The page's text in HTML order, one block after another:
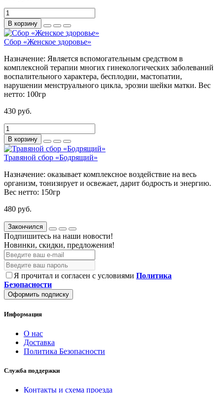
В корзину
Сбор «Женское здоровье»
Назначение: Является вспомогательным средством в
комплексной терапии многих гинекологических заболеваний
воспалительного характера, бесплодии, мастопатии,
нарушении менструального цикла, эрозии шейки матки. Вес
нетто: 100гр
430 руб.
В корзину
Травяной сбор «Бодрящий»
Назначение: оказывает комплексное воздействие на весь
организм, тонизирует и освежает, дарит бодрость и энергию.
Вес нетто: 150гр
480 руб.
Закончился
Подпишитесь на наши новости!
Новинки, скидки, предложения!
Я прочитал и согласен с условиями Политика
Безопасности
Оформить подписку
Информация
О нас
Доставка
Политика Безопасности
Служба поддержки
Контакты и схема проезда